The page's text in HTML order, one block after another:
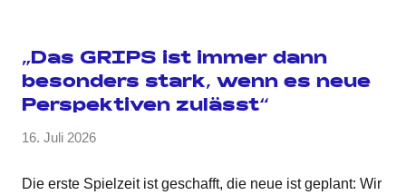
„Das GRIPS ist immer dann
besonders stark, wenn es neue
Perspektiven zulässt“
16. Juli 2026
Die erste Spielzeit ist geschafft, die neue ist geplant: Wir